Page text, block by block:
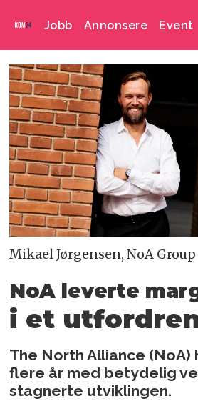
Jobb Annonsere Event
Mikael Jørgensen, NoA Group
NoA leverte
i et
The North Alliance
flere år med betydelig
stagnerte utviklingen.